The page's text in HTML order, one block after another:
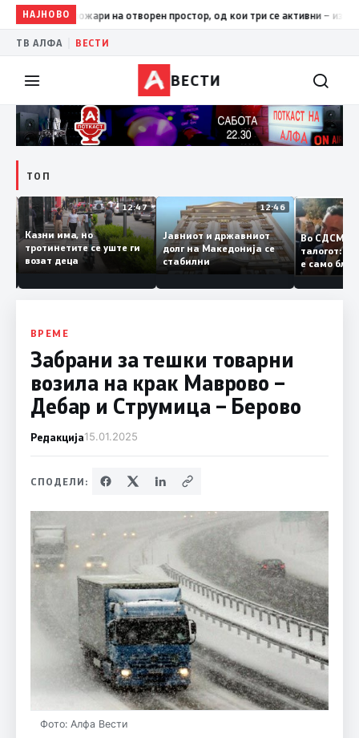
НАЈНОВО17:42ЦУК: До 18 часот 11 пожари на отворен простор, од
ТВ АЛФА ВЕСТИ
ВЕСТИ
ТОП
12:47
Казни има, но
тротинетите се уште ги
возат деца
12:46
Јавниот и државниот
долг на Македонија се
стабилни
Во СДСМ
е само
копија
Заев
ВРЕМЕ
Забрани за тешки товарни
возила на крак Маврово –
Дебар и Струмица – Берово
Редакција15.01.2025
СПОДЕЛИ:
Фото: Алфа Вести